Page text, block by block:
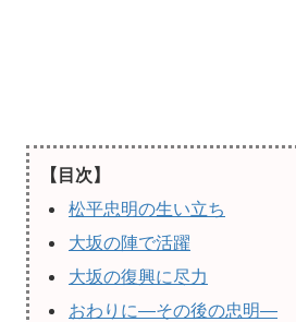
【目次】
松平忠明の生い立ち
大坂の陣で活躍
大坂の復興に尽力
おわりに―その後の忠明―